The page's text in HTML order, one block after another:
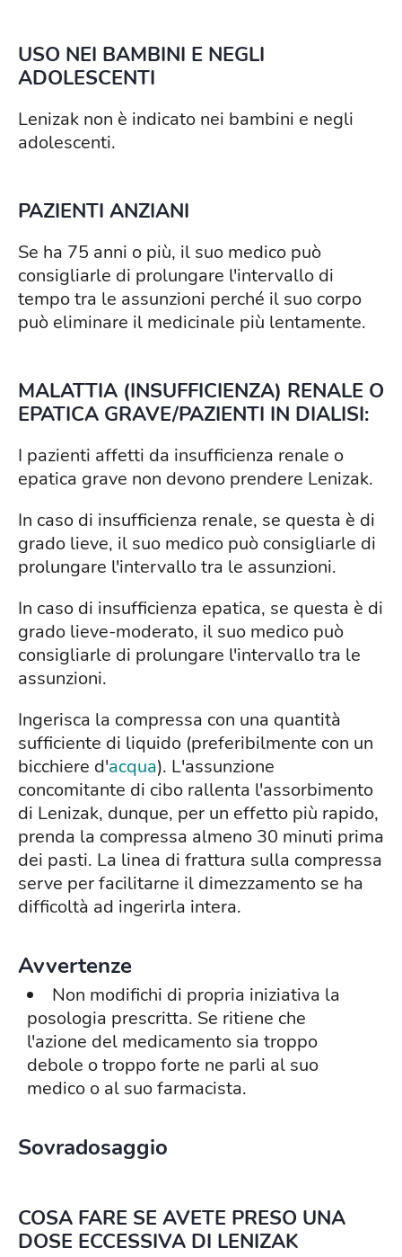
USO NEI BAMBINI E NEGLI
ADOLESCENTI
Lenizak non è indicato nei bambini e negli
adolescenti.
PAZIENTI ANZIANI
Se ha 75 anni o più, il suo medico può
consigliarle di prolungare l'intervallo di
tempo tra le assunzioni perché il suo corpo
può eliminare il medicinale più lentamente.
MALATTIA (INSUFFICIENZA) RENALE O
EPATICA GRAVE/PAZIENTI IN DIALISI:
I pazienti affetti da insufficienza renale o
epatica grave non devono prendere Lenizak.
In caso di insufficienza renale, se questa è di
grado lieve, il suo medico può consigliarle di
prolungare l'intervallo tra le assunzioni.
In caso di insufficienza epatica, se questa è di
grado lieve-moderato, il suo medico può
consigliarle di prolungare l'intervallo tra le
assunzioni.
Ingerisca la compressa con una quantità
sufficiente di liquido (preferibilmente con un
bicchiere d'acqua). L'assunzione
concomitante di cibo rallenta l'assorbimento
di Lenizak, dunque, per un effetto più rapido,
prenda la compressa almeno 30 minuti prima
dei pasti. La linea di frattura sulla compressa
serve per facilitarne il dimezzamento se ha
difficoltà ad ingerirla intera.
Avvertenze
Non modifichi di propria iniziativa la
posologia prescritta. Se ritiene che
l'azione del medicamento sia troppo
debole o troppo forte ne parli al suo
medico o al suo farmacista.
Sovradosaggio
COSA FARE SE AVETE PRESO UNA
DOSE ECCESSIVA DI LENIZAK